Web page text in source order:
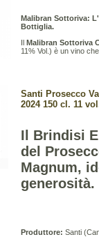
Malibran Sottoriva:
Bottiglia.
Il Malibran Sottoriva
11% Vol.) è un vino
Santi Prosecco
2024 150 cl. 11
Il Brindisi
del
Magnum,
generosità.
Produttore: Santi